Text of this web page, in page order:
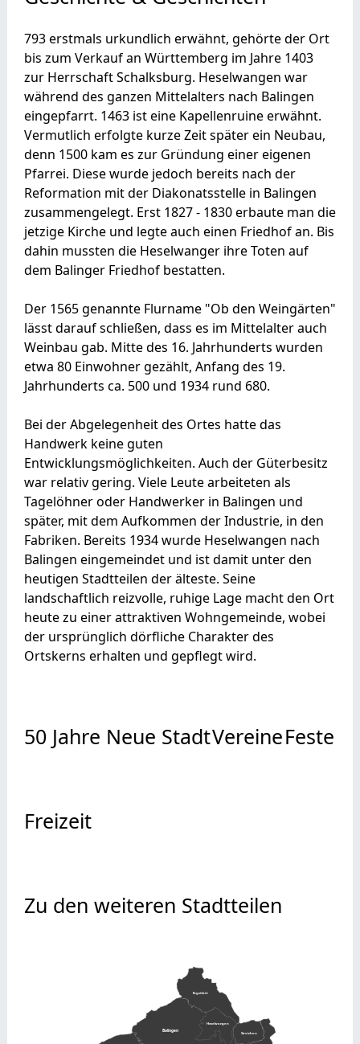
793 erstmals urkundlich erwähnt, gehörte der Ort
bis zum Verkauf an Württemberg im Jahre 1403
zur Herrschaft Schalksburg. Heselwangen war
während des ganzen Mittelalters nach Balingen
eingepfarrt. 1463 ist eine Kapellenruine erwähnt.
Vermutlich erfolgte kurze Zeit später ein Neubau,
denn 1500 kam es zur Gründung einer eigenen
Pfarrei. Diese wurde jedoch bereits nach der
Reformation mit der Diakonatsstelle in Balingen
zusammengelegt. Erst 1827 - 1830 erbaute man die
jetzige Kirche und legte auch einen Friedhof an. Bis
dahin mussten die Heselwanger ihre Toten auf
dem Balinger Friedhof bestatten.
Der 1565 genannte Flurname "Ob den Weingärten"
lässt darauf schließen, dass es im Mittelalter auch
Weinbau gab. Mitte des 16. Jahrhunderts wurden
etwa 80 Einwohner gezählt, Anfang des 19.
Jahrhunderts ca. 500 und 1934 rund 680.
Bei der Abgelegenheit des Ortes hatte das
Handwerk keine guten
Entwicklungsmöglichkeiten. Auch der Güterbesitz
war relativ gering. Viele Leute arbeiteten als
Tagelöhner oder Handwerker in Balingen und
später, mit dem Aufkommen der Industrie, in den
Fabriken. Bereits 1934 wurde Heselwangen nach
Balingen eingemeindet und ist damit unter den
heutigen Stadtteilen der älteste. Seine
landschaftlich reizvolle, ruhige Lage macht den Ort
heute zu einer attraktiven Wohngemeinde, wobei
der ursprünglich dörfliche Charakter des
Ortskerns erhalten und gepflegt wird.
50 Jahre Neue StadtVereineFeste
Freizeit
Zu den weiteren Stadtteilen
Engstlatt
Balingen
Heselwangen
Streichen